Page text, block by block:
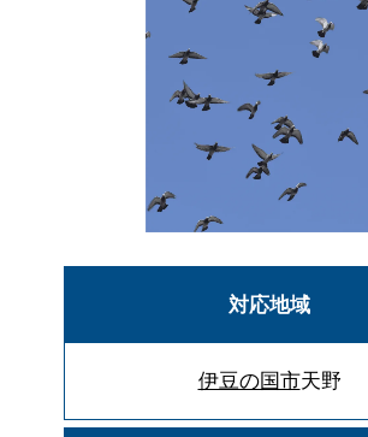
対応地域
伊豆の国市天野